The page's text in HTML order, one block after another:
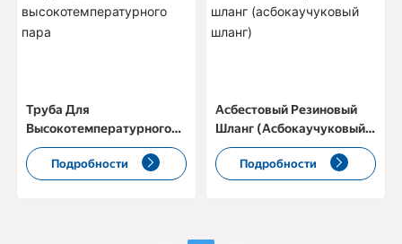
Труба Для
Высокотемпературного
Пара
Подробности
Асбестовый Резиновый
Шланг (асбокаучуковый
Шланг)
Подробности